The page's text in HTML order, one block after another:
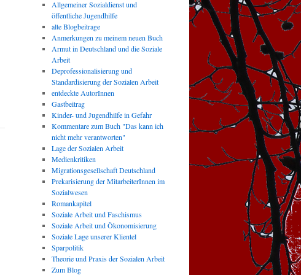
Allgemeiner Sozialdienst und
öffentliche Jugendhilfe
alte Blogbeitrage
Anmerkungen zu meinem neuen Buch
Armut in Deutschland und die Soziale
Arbeit
Deprofessionalisierung und
Standardisierung der Sozialen Arbeit
entdeckte AutorInnen
Gastbeitrag
Kinder- und Jugendhilfe in Gefahr
Kommentare zum Buch "Das kann ich
nicht mehr verantworten"
Lage der Sozialen Arbeit
Medienkritiken
Migrationsgesellschaft Deutschland
Prekarisierung der MitarbeiterInnen im
Sozialwesen
Romankapitel
Soziale Arbeit und Faschismus
Soziale Arbeit und Ökonomisierung
Soziale Lage unserer Klientel
Sparpolitik
Theorie und Praxis der Sozialen Arbeit
Zum Blog